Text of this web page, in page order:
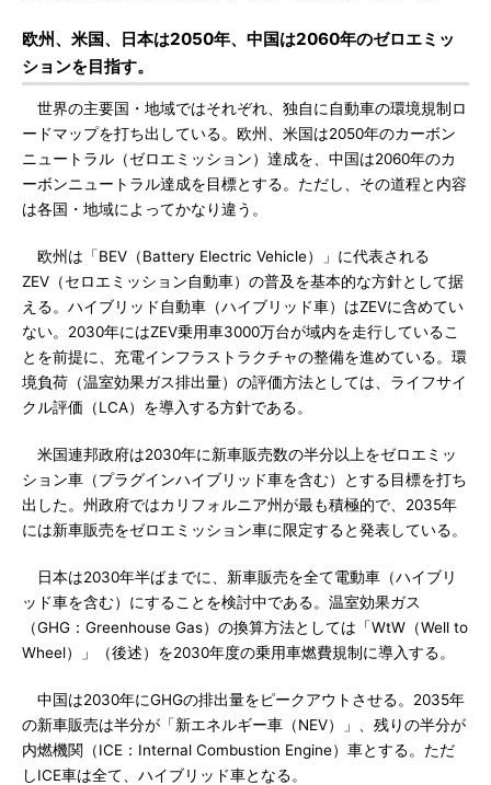
欧州、米国、日本は2050年、中国は2060年のゼロエミッ
ションを目指す。
世界の主要国・地域ではそれぞれ、独自に自動車の環境規制ロ
ードマップを打ち出している。欧州、米国は2050年のカーボン
ニュートラル（ゼロエミッション）達成を、中国は2060年のカ
ーボンニュートラル達成を目標とする。ただし、その道程と内容
は各国・地域によってかなり違う。
欧州は「BEV（Battery Electric Vehicle）」に代表される
ZEV（セロエミッション自動車）の普及を基本的な方針として据
える。ハイブリッド自動車（ハイブリッド車）はZEVに含めてい
ない。2030年にはZEV乗用車3000万台が域内を走行しているこ
とを前提に、充電インフラストラクチャの整備を進めている。環
境負荷（温室効果ガス排出量）の評価方法としては、ライフサイ
クル評価（LCA）を導入する方針である。
米国連邦政府は2030年に新車販売数の半分以上をゼロエミッ
ション車（プラグインハイブリッド車を含む）とする目標を打ち
出した。州政府ではカリフォルニア州が最も積極的で、2035年
には新車販売をゼロエミッション車に限定すると発表している。
日本は2030年半ばまでに、新車販売を全て電動車（ハイブリ
ッド車を含む）にすることを検討中である。温室効果ガス
（GHG：Greenhouse Gas）の換算方法としては「WtW（Well to
Wheel）」（後述）を2030年度の乗用車燃費規制に導入する。
中国は2030年にGHGの排出量をピークアウトさせる。2035年
の新車販売は半分が「新エネルギー車（NEV）」、残りの半分が
内燃機関（ICE：Internal Combustion Engine）車とする。ただ
しICE車は全て、ハイブリッド車となる。